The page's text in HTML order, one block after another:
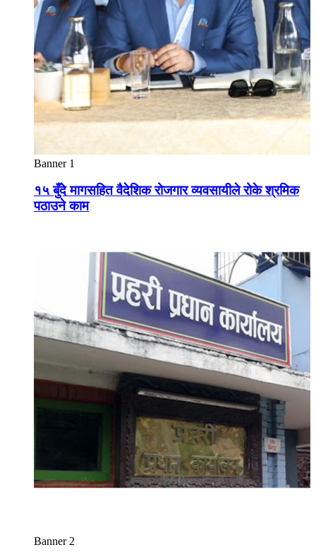
Banner 1
१५ बुँदे मागसहित वैदेशिक रोजगार व्यवसायीले रोके श्रमिक
पठाउने काम
Banner 2